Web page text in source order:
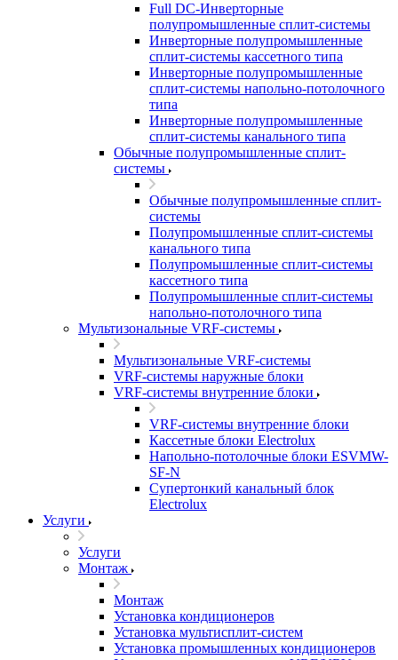
Full DC-Инверторные
полупромышленные сплит-системы
Инверторные полупромышленные
сплит-системы кассетного типа
Инверторные полупромышленные
сплит-системы напольно-потолочного
типа
Инверторные полупромышленные
сплит-системы канального типа
Обычные полупромышленные сплит-
системы
Обычные полупромышленные сплит-
системы
Полупромышленные сплит-системы
канального типа
Полупромышленные сплит-системы
кассетного типа
Полупромышленные сплит-системы
напольно-потолочного типа
Мультизональные VRF-системы
Мультизональные VRF-системы
VRF-системы наружные блоки
VRF-системы внутренние блоки
VRF-системы внутренние блоки
Кассетные блоки Electrolux
Напольно-потолочные блоки ESVMW-
SF-N
Супертонкий канальный блок
Electrolux
Услуги
Услуги
Монтаж
Монтаж
Установка кондиционеров
Установка мультисплит-систем
Установка промышленных кондиционеров